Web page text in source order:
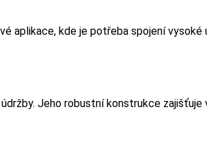
aplikace, kde je potřeba spojení
Jeho robustní konstrukce